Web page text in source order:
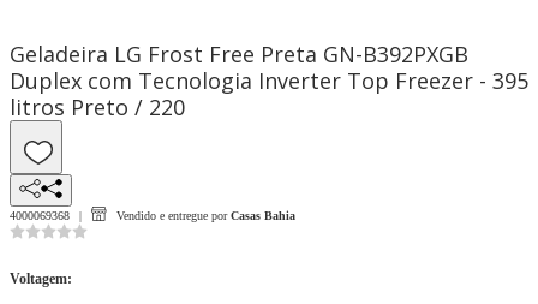
Geladeira LG Frost Free Preta GN-B392PXGB
Duplex com Tecnologia Inverter Top Freezer - 395
litros Preto / 220
4000069368 Vendido e entregue por Casas Bahia
Voltagem: